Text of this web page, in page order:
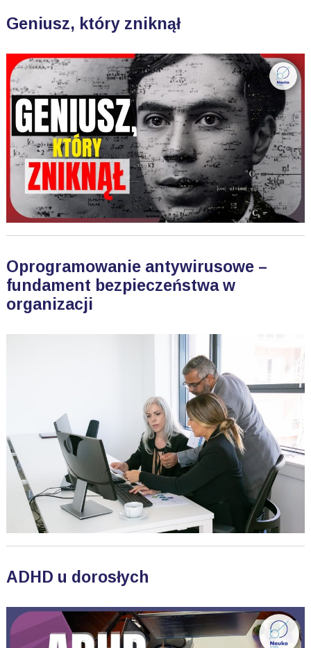
Geniusz, który zniknął
Oprogramowanie antywirusowe –
fundament bezpieczeństwa w
organizacji
ADHD u dorosłych